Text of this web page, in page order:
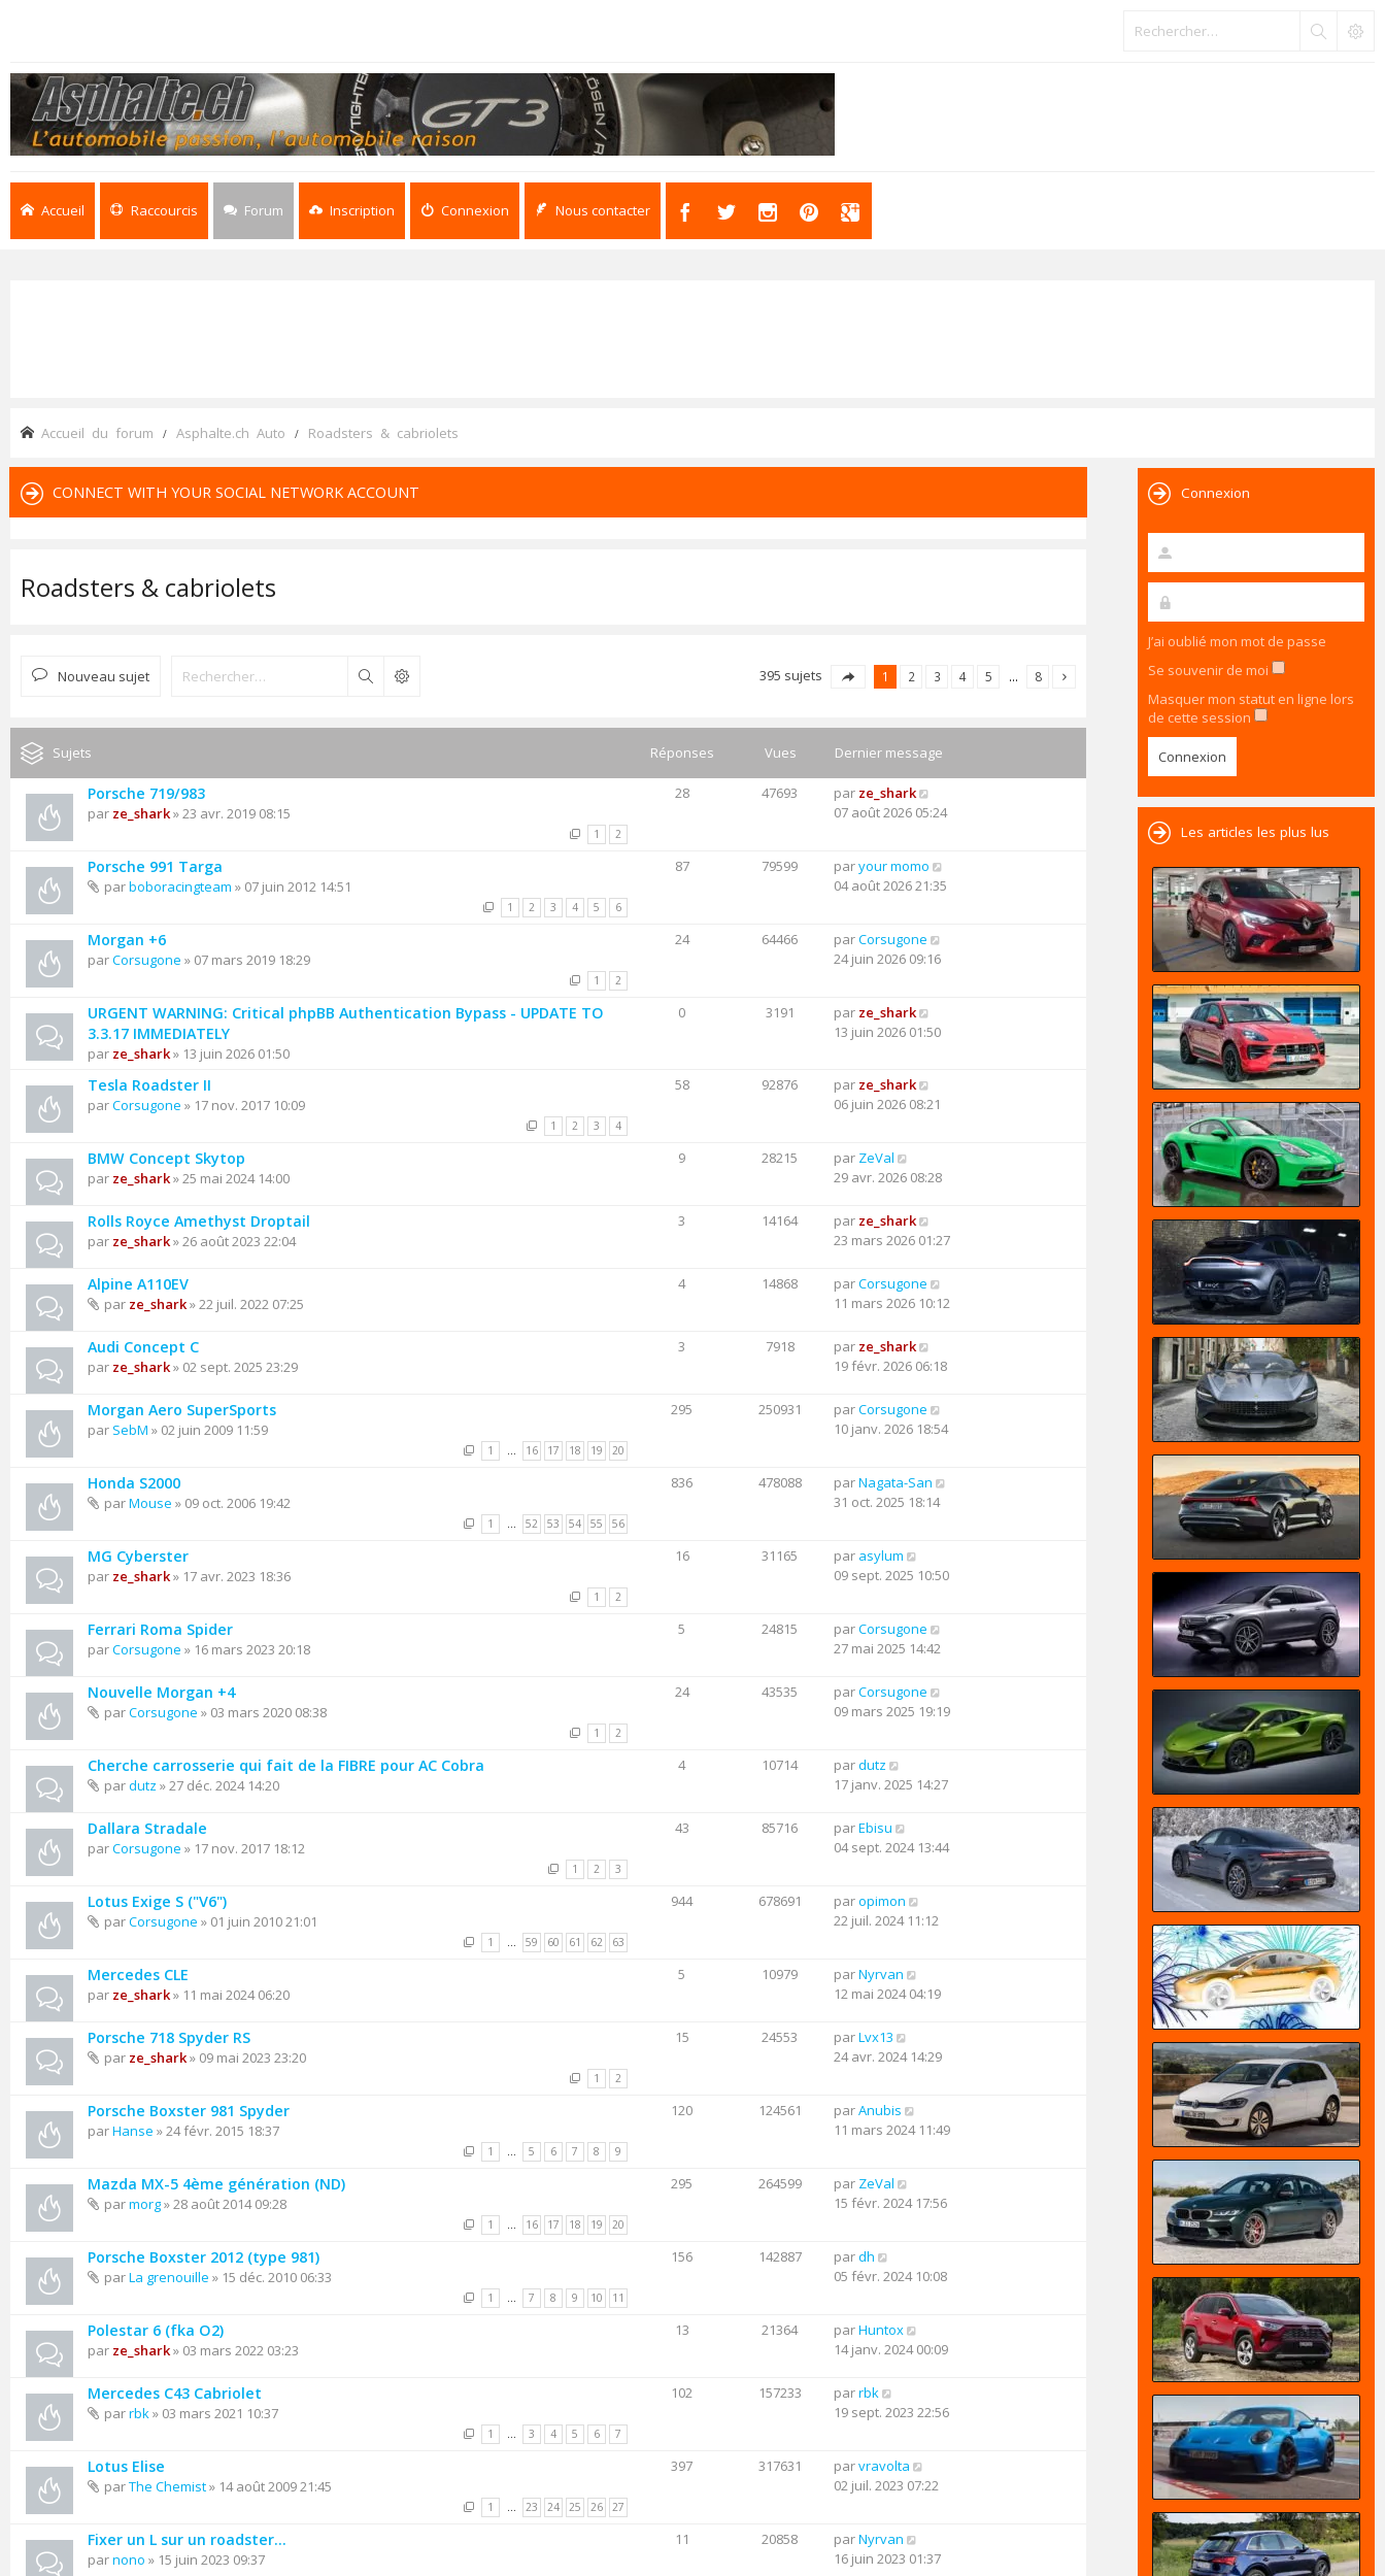
Accueil Raccourcis Forum Inscription Connexion Nous contacter
Accueil du forum Asphalte.ch Auto Roadsters & cabriolets
CONNECT WITH YOUR SOCIAL NETWORK ACCOUNT
Roadsters & cabriolets
Nouveau sujet Rechercher 395 sujets 1 2 3 4 5 … 8
Sujets Réponses Vues Dernier message
Porsche 719/983
par ze_shark» 23 avr. 2019 08:15
1 2
28 47693 par ze_shark
07 août 2026 05:24
Porsche 991 Targa
parboboracingteam » 07 juin 2012 14:51
1 2 3 4 5 6
87 79599 paryour momo
04 août 2026 21:35
Morgan +6
parCorsugone » 07 mars 2019 18:29
1 2
24 64466 parCorsugone
24 juin 2026 09:16
URGENT WARNING: Critical phpBB Authentication Bypass - UPDATE TO
3.3.17 IMMEDIATELY
par ze_shark» 13 juin 2026 01:50
0 3191 par ze_shark
13 juin 2026 01:50
Tesla Roadster II
parCorsugone » 17 nov. 2017 10:09
1 2 3 4
58 92876 par ze_shark
06 juin 2026 08:21
BMW Concept Skytop
par ze_shark» 25 mai 2024 14:00
9 28215 par ZeVal
29 avr. 2026 08:28
Rolls Royce Amethyst Droptail
par ze_shark» 26 août 2023 22:04
3 14164 par ze_shark
23 mars 2026 01:27
Alpine A110EV
par ze_shark» 22 juil. 2022 07:25
4 14868 parCorsugone
11 mars 2026 10:12
Audi Concept C
par ze_shark» 02 sept. 2025 23:29
3 7918 par ze_shark
19 févr. 2026 06:18
Morgan Aero SuperSports
par SebM » 02 juin 2009 11:59
1 … 16 17 18 19 20
295 250931 parCorsugone
10 janv. 2026 18:54
Honda S2000
parMouse » 09 oct. 2006 19:42
1 … 52 53 54 55 56
836 478088 parNagata-San
31 oct. 2025 18:14
MG Cyberster
par ze_shark» 17 avr. 2023 18:36
1 2
16 31165 par asylum
09 sept. 2025 10:50
Ferrari Roma Spider
parCorsugone » 16 mars 2023 20:18
5 24815 parCorsugone
27 mai 2025 14:42
Nouvelle Morgan +4
parCorsugone » 03 mars 2020 08:38
1 2
24 43535 parCorsugone
09 mars 2025 19:19
Cherche carrosserie qui fait de la FIBRE pour AC Cobra
pardutz » 27 déc. 2024 14:20
4 10714 pardutz
17 janv. 2025 14:27
Dallara Stradale
parCorsugone » 17 nov. 2017 18:12
1 2 3
43 85716 parEbisu
04 sept. 2024 13:44
Lotus Exige S ("V6")
parCorsugone » 01 juin 2010 21:01
1 … 59 60 61 62 63
944 678691 paropimon
22 juil. 2024 11:12
Mercedes CLE
par ze_shark» 11 mai 2024 06:20
5 10979 parNyrvan
12 mai 2024 04:19
Porsche 718 Spyder RS
par ze_shark» 09 mai 2023 23:20
1 2
15 24553 parLvx13
24 avr. 2024 14:29
Porsche Boxster 981 Spyder
parHanse » 24 févr. 2015 18:37
1 … 5 6 7 8 9
120 124561 parAnubis
11 mars 2024 11:49
Mazda MX-5 4ème génération (ND)
parmorg» 28 août 2014 09:28
1 … 16 17 18 19 20
295 264599 par ZeVal
15 févr. 2024 17:56
Porsche Boxster 2012 (type 981)
parLa grenouille » 15 déc. 2010 06:33
1 … 7 8 9 10 11
156 142887 pardh
05 févr. 2024 10:08
Polestar 6 (fka O2)
par ze_shark» 03 mars 2022 03:23
13 21364 parHuntox
14 janv. 2024 00:09
Mercedes C43 Cabriolet
parrbk» 03 mars 2021 10:37
1 … 3 4 5 6 7
102 157233 parrbk
19 sept. 2023 22:56
Lotus Elise
parThe Chemist» 14 août 2009 21:45
1 … 23 24 25 26 27
397 317631 parvravolta
02 juil. 2023 07:22
Fixer un L sur un roadster…
parnono » 15 juin 2023 09:37
11 20858 parNyrvan
16 juin 2023 01:37
Connexion
J’ai oublié mon mot de passe
Se souvenir de moi
Masquer mon statut en ligne lors
de cette session
Les articles les plus lus